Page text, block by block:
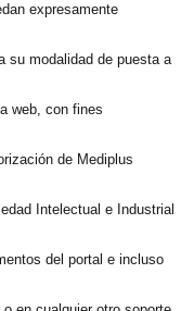
expresamente
su modalidad de puesta a
web, con fines
de Mediplus
Intelectual e Industrial
del portal e incluso